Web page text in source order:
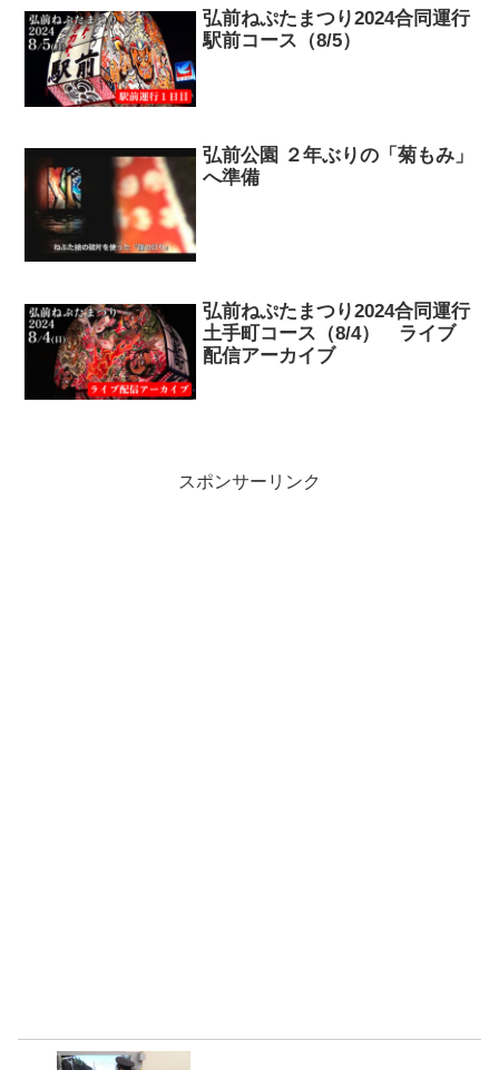
弘前ねぷたまつり2024合同運行
駅前コース（8/5）
弘前公園 ２年ぶりの「菊もみ」
へ準備
弘前ねぷたまつり2024合同運行
土手町コース（8/4） ライブ
配信アーカイブ
スポンサーリンク